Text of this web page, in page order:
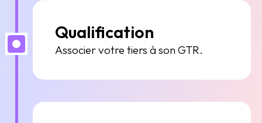
Qualification
Associer votre tiers à son GTR.